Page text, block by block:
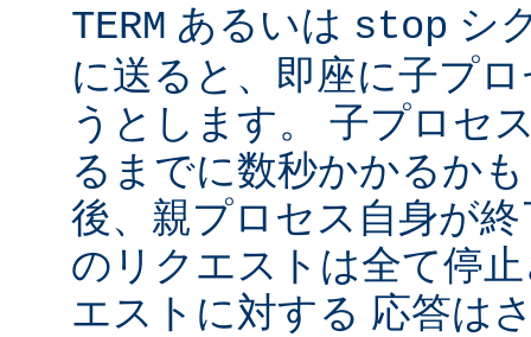
TERM あるいは stop シ
に送ると、即座に子プ
うとします。 子プロセ
るまでに数秒かかるか
後、親プロセス自身が
のリクエストは全て停
エストに対する 応答は